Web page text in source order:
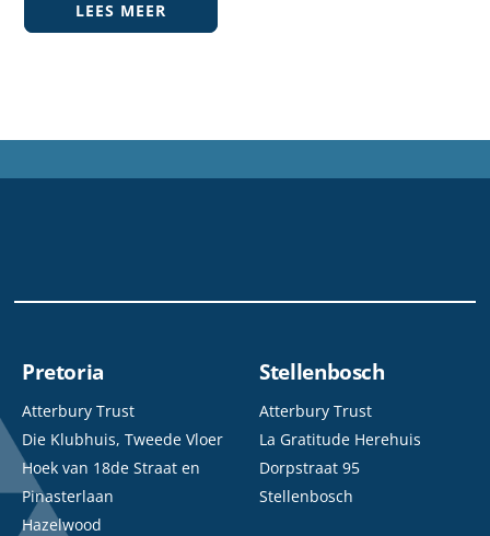
LEES MEER
Pretoria
Atterbury Trust
Die Klubhuis, Tweede Vloer
Hoek van 18de Straat en
Pinasterlaan
Hazelwood
Stellenbosch
Atterbury Trust
La Gratitude Herehuis
Dorpstraat 95
Stellenbosch